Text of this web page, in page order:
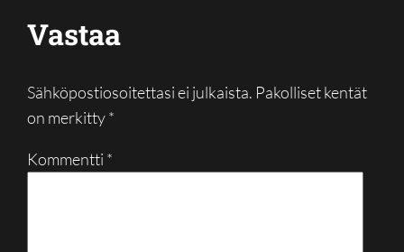
Vastaa
Sähköpostiosoitettasi ei julkaista. Pakolliset kentät
on merkitty*
Kommentti *